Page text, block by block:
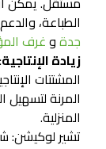
الطباعة،
جدةوغرف
زيادة الإنتاجية:
المشتتات
المرنة لتسهيل
المنزلية.
تشير لوكيشن: